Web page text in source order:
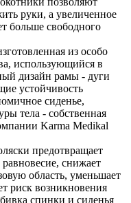
руки, а увеличенное
больше свободного
из особо
использующийся в
дизайн рамы - дуги
устойчивость
сиденье,
тела - собственная
Karma Medikal
предотвращает
равновесие, снижает
область, уменьшает
риск возникновения
спинки и сиденья